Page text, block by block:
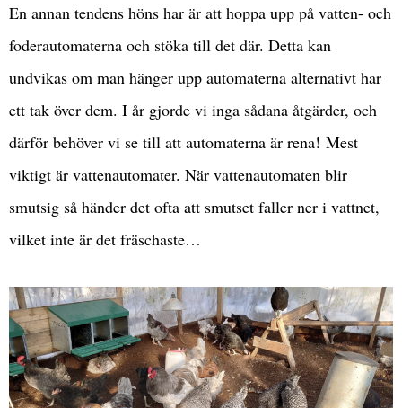
En annan tendens höns har är att hoppa upp på vatten- och
foderautomaterna och stöka till det där. Detta kan
undvikas om man hänger upp automaterna alternativt har
ett tak över dem. I år gjorde vi inga sådana åtgärder, och
därför behöver vi se till att automaterna är rena! Mest
viktigt är vattenautomater. När vattenautomaten blir
smutsig så händer det ofta att smutset faller ner i vattnet,
vilket inte är det fräschaste…